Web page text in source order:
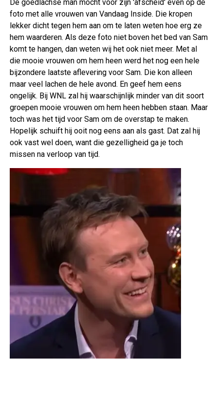
De goedlachse man mocht voor zijn 'afscheid' even op de
foto met alle vrouwen van Vandaag Inside. Die kropen
lekker dicht tegen hem aan om te laten weten hoe erg ze
hem waarderen. Als deze foto niet boven het bed van Sam
komt te hangen, dan weten wij het ook niet meer. Met al
die mooie vrouwen om hem heen werd het nog een hele
bijzondere laatste aflevering voor Sam. Die kon alleen
maar veel lachen de hele avond. En geef hem eens
ongelijk. Bij WNL zal hij waarschijnlijk minder van dit soort
groepen mooie vrouwen om hem heen hebben staan. Maar
toch was het tijd voor Sam om de overstap te maken.
Hopelijk schuift hij ooit nog eens aan als gast. Dat zal hij
ook vast wel doen, want die gezelligheid ga je toch
missen na verloop van tijd.